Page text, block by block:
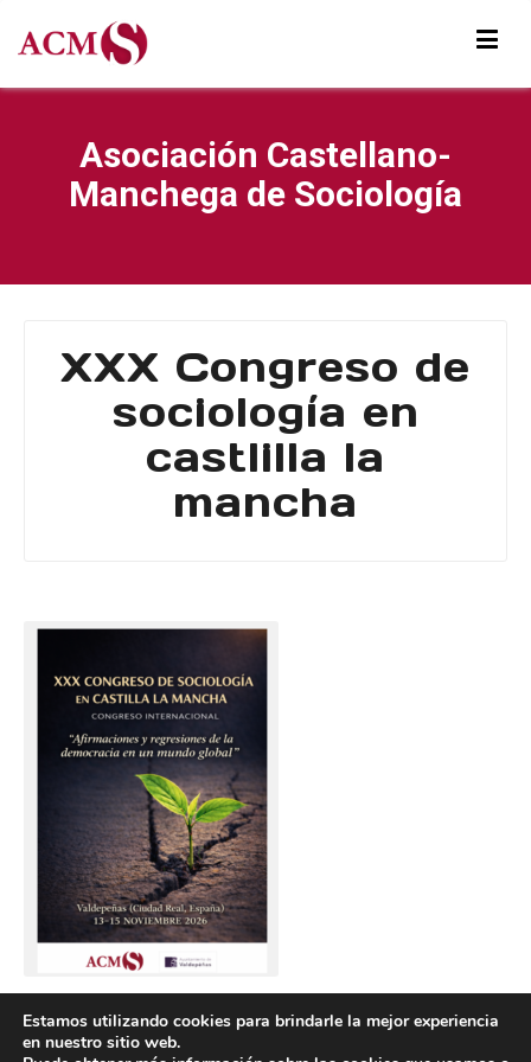
Asociación Castellano-
Manchega de Sociología
XXX Congreso de
sociología en
castlilla la
mancha
Estamos utilizando cookies para brindarle la mejor experiencia
en nuestro sitio web.